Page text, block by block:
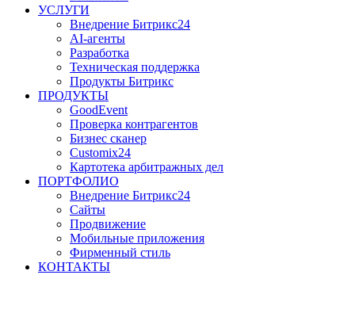
УСЛУГИ
Внедрение Битрикс24
AI-агенты
Разработка
Техническая поддержка
Продукты Битрикс
ПРОДУКТЫ
GoodEvent
Проверка контрагентов
Бизнес сканер
Customix24
Картотека арбитражных дел
ПОРТФОЛИО
Внедрение Битрикс24
Сайты
Продвижение
Мобильные приложения
Фирменный стиль
КОНТАКТЫ